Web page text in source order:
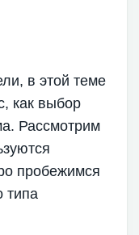
в этой теме
как выбор
Рассмотрим
пробежимся
типа